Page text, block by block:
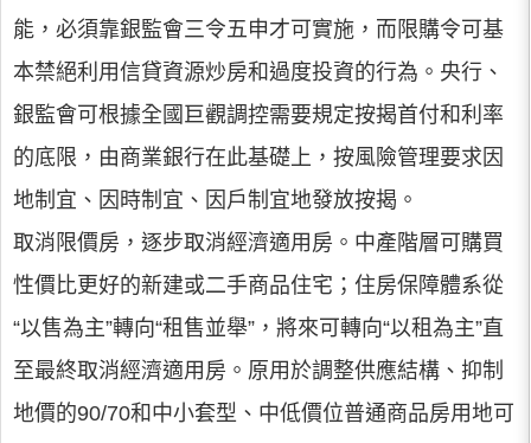
能，必須靠銀監會三令五申才可實施，而限購令可基
本禁絕利用信貸資源炒房和過度投資的行為。央行、
銀監會可根據全國巨觀調控需要規定按揭首付和利率
的底限，由商業銀行在此基礎上，按風險管理要求因
地制宜、因時制宜、因戶制宜地發放按揭。
取消限價房，逐步取消經濟適用房。中產階層可購買
性價比更好的新建或二手商品住宅；住房保障體系從
“以售為主”轉向“租售並舉”，將來可轉向“以租為主”直
至最終取消經濟適用房。原用於調整供應結構、抑制
地價的90/70和中小套型、中低價位普通商品房用地可